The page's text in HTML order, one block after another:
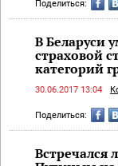
Поделиться:
В Беларуси
страховой
категорий
30.06.2017 13:04
Поделиться:
Встречался